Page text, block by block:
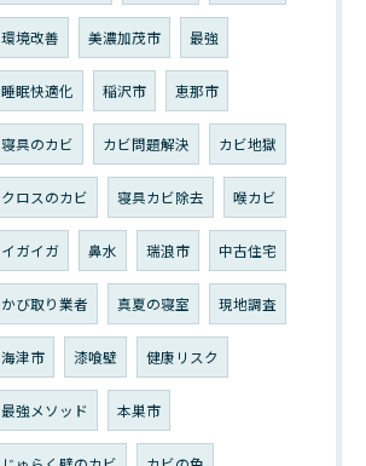
環境改善 美濃加茂市 最強
睡眠快適化 稲沢市 恵那市
寝具のカビ カビ問題解決 カビ地獄
クロスのカビ 寝具カビ除去 喉カビ
イガイガ 鼻水 瑞浪市 中古住宅
かび取り業者 真夏の寝室 現地調査
海津市 漆喰壁 健康リスク
最強メソッド 本巣市